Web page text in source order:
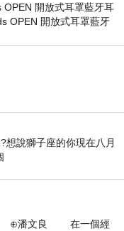
到適合的開公司
明確您的需求。
其他特定領域的
在行業有豐富經
和機會。
其他企業主推薦
鍵。
供以前客戶的案
開放式耳罩藍牙耳
OPEN 開放式耳罩藍牙
值得喜愛美型工
說獅子座的你現在八月
個經